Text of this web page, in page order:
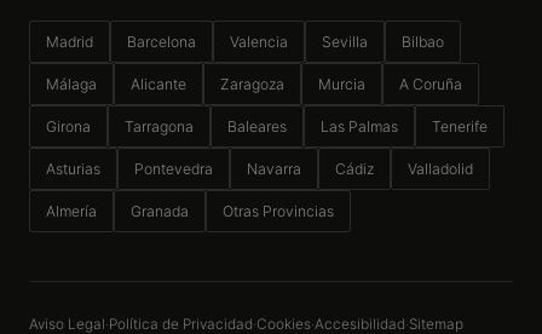
Madrid Barcelona Valencia Sevilla Bilbao
Málaga Alicante Zaragoza Murcia A Coruña
Girona Tarragona Baleares Las Palmas Tenerife
Asturias Pontevedra Navarra Cádiz Valladolid
Almería Granada Otras Provincias
Aviso Legal·Política de Privacidad·Cookies·Accesibilidad·Sitemap